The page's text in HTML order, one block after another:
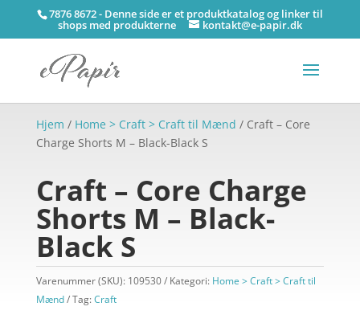
7876 8672 - Denne side er et produktkatalog og linker til
shops med produkterne kontakt@e-papir.dk
Hjem / Home > Craft > Craft til Mænd / Craft – Core
Charge Shorts M – Black-Black S
Craft – Core Charge
Shorts M – Black-
Black S
Varenummer (SKU): 109530 Kategori: Home > Craft > Craft til
Mænd
Tag:Craft